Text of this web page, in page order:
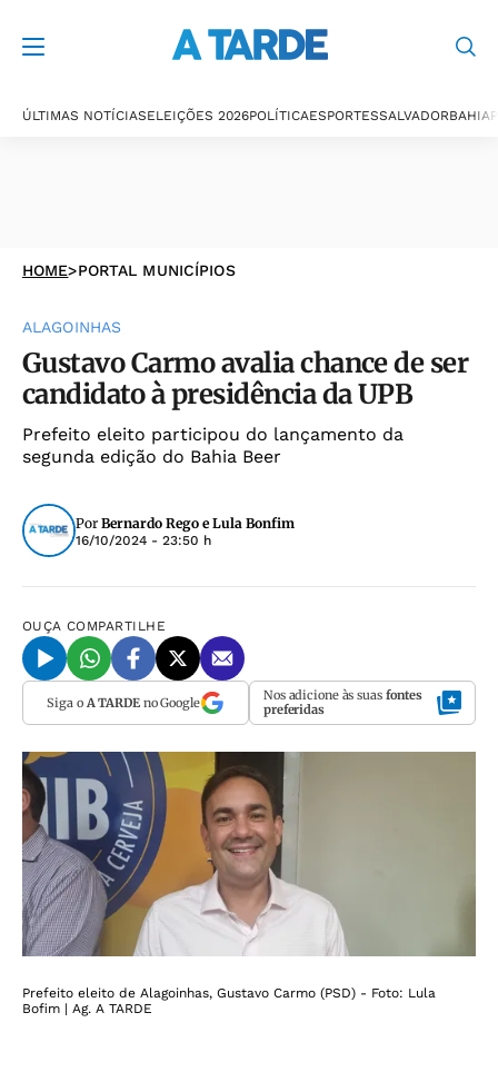
ÚLTIMAS NOTÍCIASELEIÇÕES 2026POLÍTICAESPORTESSALVADORBAHIA
HOME>PORTAL MUNICÍPIOS
ALAGOINHAS
Gustavo Carmo avalia chance de ser
candidato à presidência da UPB
Prefeito eleito participou do lançamento da
segunda edição do Bahia Beer
Por Bernardo Rego e Lula Bonfim
16/10/2024 - 23:50 h
OUÇA COMPARTILHE
Siga o A TARDEno Google Nos adicione às suas fontes
preferidas
Prefeito eleito de Alagoinhas, Gustavo Carmo (PSD) - Foto: Lula
Bofim | Ag. A TARDE